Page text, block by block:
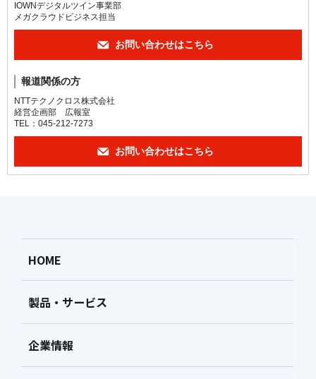
IOWNデジタルツイン事業部
メガクラウドビジネス担当
お問い合わせはこちら
報道関係の方
NTTテクノクロス株式会社
経営企画部 広報室
TEL：045-212-7273
お問い合わせはこちら
HOME
製品・サービス
企業情報